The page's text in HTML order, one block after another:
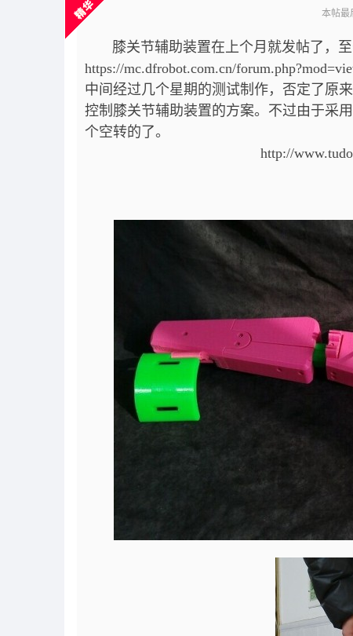
本帖最
膝关节辅助装置在上个月就发帖了，至
https://mc.dfrobot.com.cn/
中间经过几个星期的测试制作，否定了原
控制膝关节辅助装置的方案。不过由于采
个空转的了。
http://